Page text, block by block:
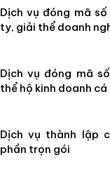
Dịch vụ đóng mã
ty, giải thể doanh
Dịch vụ đóng mã
thể hộ kinh doanh cá
Dịch vụ thành lập
phần trọn gói